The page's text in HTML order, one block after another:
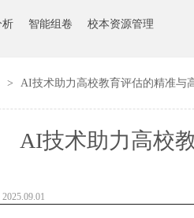
析 智能组卷 校本资源管理
> AI技术助力高校教育评估的精准与
AI技术助力高校